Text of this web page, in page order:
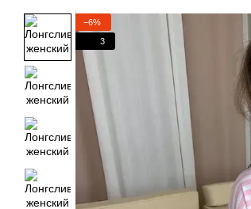
−6%
3